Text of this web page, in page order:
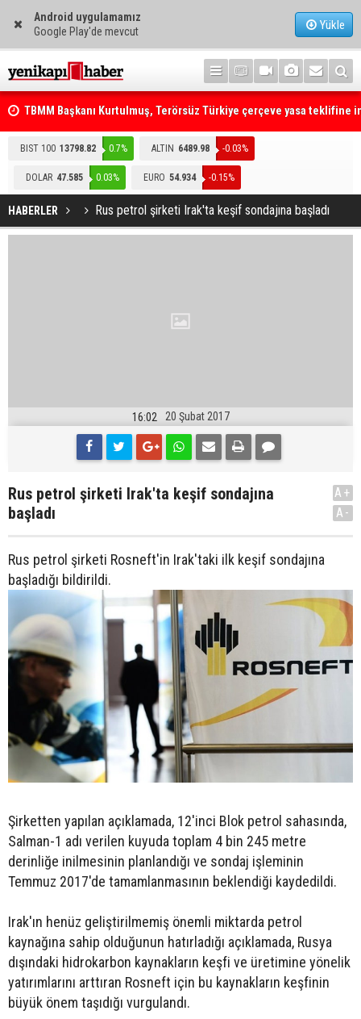
Android uygulamamız
Google Play'de mevcut
Yükle
TBMM Başkanı Kurtulmuş, Terörsüz Türkiye çerçeve yasa teklifine
BIST 100 13798.82 0.7% ALTIN 6489.98 -0.03%
DOLAR 47.585 0.03% EURO 54.934 -0.15%
HABERLER Rus petrol şirketi Irak'ta keşif sondajına başladı
16:02 20 Şubat 2017
Rus petrol şirketi Irak'ta keşif sondajına
başladı
A+
A-
Rus petrol şirketi Rosneft'in Irak'taki ilk keşif sondajına
başladığı bildirildi.
Şirketten yapılan açıklamada, 12'inci Blok petrol sahasında,
Salman-1 adı verilen kuyuda toplam 4 bin 245 metre
derinliğe inilmesinin planlandığı ve sondaj işleminin
Temmuz 2017'de tamamlanmasının beklendiği kaydedildi.
Irak'ın henüz geliştirilmemiş önemli miktarda petrol
kaynağına sahip olduğunun hatırladığı açıklamada, Rusya
dışındaki hidrokarbon kaynakların keşfi ve üretimine yönelik
yatırımlarını arttıran Rosneft için bu kaynakların keşfinin
büyük önem taşıdığı vurgulandı.